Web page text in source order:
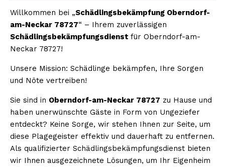
Willkommen bei „Schädlingsbekämpfung Oberndorf-
am-Neckar 78727“ – Ihrem zuverlässigen
Schädlingsbekämpfungsdienst für Oberndorf-am-
Neckar 78727!
Unsere Mission: Schädlinge bekämpfen, Ihre Sorgen
und Nöte vertreiben!
Sie sind in Oberndorf-am-Neckar 78727 zu Hause und
haben unerwünschte Gäste in Form von Ungeziefer
entdeckt? Keine Sorge, wir stehen Ihnen zur Seite, um
diese Plagegeister effektiv und dauerhaft zu entfernen.
Als qualifizierter Schädlingsbekämpfungsdienst bieten
wir Ihnen ausgezeichnete Lösungen, um Ihr Eigenheim